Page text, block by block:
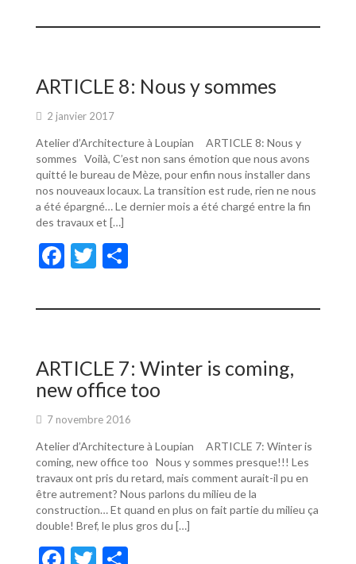
e
o
o
k
itt ta
er
ARTICLE 8: Nous y sommes
2 janvier 2017
Atelier d’Architecture à Loupian ARTICLE 8: Nous y
sommes Voilà, C’est non sans émotion que nous avons
quitté le bureau de Mèze, pour enfin nous installer dans
nos nouveaux locaux. La transition est rude, rien ne nous
a été épargné… Le dernier mois a été chargé entre la fin
des travaux et […]
F
e
o
o
k
T
itt ta
er
ARTICLE 7: Winter is coming,
new office too
7 novembre 2016
Atelier d’Architecture à Loupian ARTICLE 7: Winter is
coming, new office too Nous y sommes presque!!! Les
travaux ont pris du retard, mais comment aurait-il pu en
être autrement? Nous parlons du milieu de la
construction… Et quand en plus on fait partie du milieu ça
double! Bref, le plus gros du […]